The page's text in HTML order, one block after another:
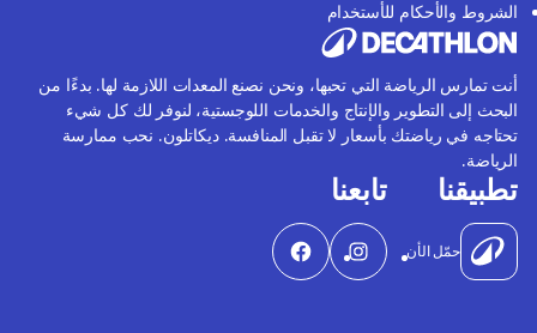
الشروط والأحكام للأستخدام
أنت تمارس الرياضة التي تحبها، ونحن نصنع المعدات اللازمة لها. بدءًا من
البحث إلى التطوير والإنتاج والخدمات اللوجستية، لنوفر لك كل شيء
تحتاجه في رياضتك بأسعار لا تقبل المنافسة. ديكاتلون. نحب ممارسة
الرياضة.
تطبيقنا
حمّل الأن
تابعنا